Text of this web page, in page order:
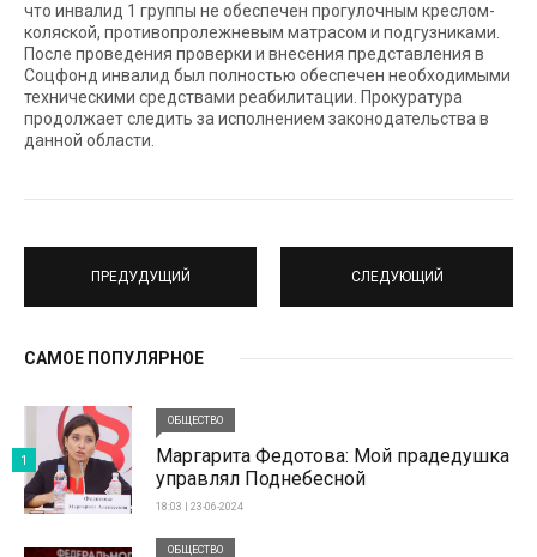
что инвалид 1 группы не обеспечен прогулочным креслом-
коляской, противопролежневым матрасом и подгузниками.
После проведения проверки и внесения представления в
Соцфонд инвалид был полностью обеспечен необходимыми
техническими средствами реабилитации. Прокуратура
продолжает следить за исполнением законодательства в
данной области.
ПРЕДУДУЩИЙ СЛЕДУЮЩИЙ
САМОЕ ПОПУЛЯРНОЕ
ОБЩЕСТВО
Маргарита Федотова: Мой прадедушка
управлял Поднебесной
18:03 | 23-06-2024
1
ОБЩЕСТВО